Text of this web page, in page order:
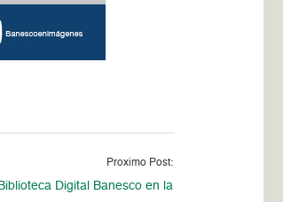
Proximo Post:
Digital Banesco en la